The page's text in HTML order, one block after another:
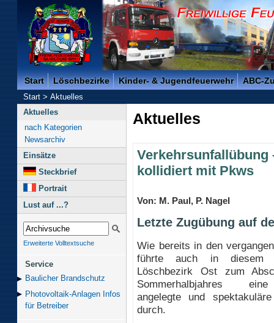
Freiwillige Feuerwehr der Kreisstadt Saarlouis -
Start Löschbezirke Kinder- & Jugendfeuerwehr ABC-
Start>Aktuelles
Aktuelles
nach Kategorien
Newsarchiv
Einsätze
Steckbrief
Portrait
Lust auf ...?
Erweiterte Volltextsuche
Service
Baulicher Brand­schutz
Photovoltaik-Anlagen Infos
für Betreiber
Aktuelles
Verkehrsunfallübung
kollidiert mit Pkws
Von: M. Paul, P. Nagel
Letzte Zugübung auf
Wie bereits in den
führte auch in diesem
Löschbezirk Ost zum
Sommerhalbjahres
angelegte und
durch.